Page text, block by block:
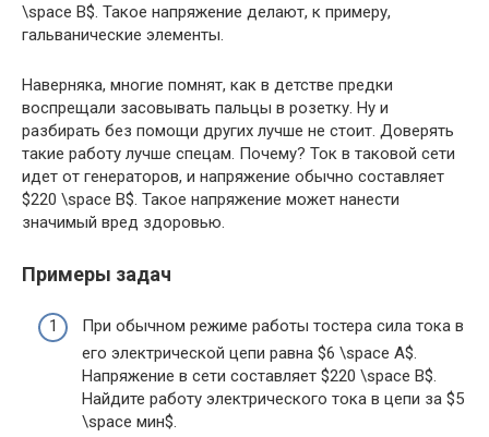
\space В$. Такое напряжение делают, к примеру,
гальванические элементы.
Наверняка, многие помнят, как в детстве предки
воспрещали засовывать пальцы в розетку. Ну и
разбирать без помощи других лучше не стоит. Доверять
такие работу лучше спецам. Почему? Ток в таковой сети
идет от генераторов, и напряжение обычно составляет
$220 \space В$. Такое напряжение может нанести
значимый вред здоровью.
Примеры задач
При обычном режиме работы тостера сила тока в
его электрической цепи равна $6 \space А$.
Напряжение в сети составляет $220 \space В$.
Найдите работу электрического тока в цепи за $5
\space мин$.